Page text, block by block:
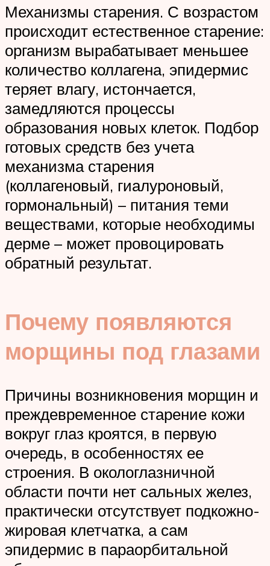
Механизмы старения. С возрастом
происходит естественное старение:
организм вырабатывает меньшее
количество коллагена, эпидермис
теряет влагу, истончается,
замедляются процессы
образования новых клеток. Подбор
готовых средств без учета
механизма старения
(коллагеновый, гиалуроновый,
гормональный) – питания теми
веществами, которые необходимы
дерме – может провоцировать
обратный результат.
Почему появляются
морщины под глазами
Причины возникновения морщин и
преждевременное старение кожи
вокруг глаз кроятся, в первую
очередь, в особенностях ее
строения. В окологлазничной
области почти нет сальных желез,
практически отсутствует подкожно-
жировая клетчатка, а сам
эпидермис в параорбитальной